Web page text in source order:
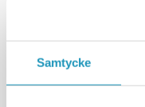
Samtycke
+ LÄGG I KUNDVAGN